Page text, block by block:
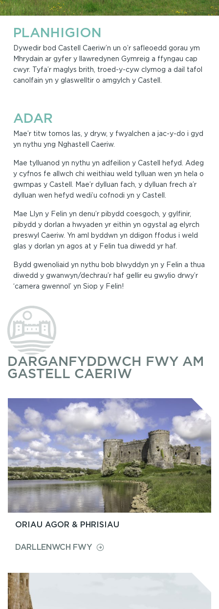
PLANHIGION
Dywedir bod Castell Caeriw’n un o’r safleoedd gorau ym
Mhrydain ar gyfer y llawredynen Gymreig a ffyngau cap
cwyr. Tyfa’r maglys brith, troed-y-cyw clymog a dail tafol
canolfain yn y glaswelltir o amgylch y Castell.
ADAR
Mae’r titw tomos las, y dryw, y fwyalchen a jac-y-do i gyd
yn nythu yng Nghastell Caeriw.
Mae tylluanod yn nythu yn adfeilion y Castell hefyd. Adeg
y cyfnos fe allwch chi weithiau weld tylluan wen yn hela o
gwmpas y Castell. Mae’r dylluan fach, y dylluan frech a’r
dylluan wen hefyd wedi’u cofnodi yn y Castell.
Mae Llyn y Felin yn denu’r pibydd coesgoch, y gylfinir,
pibydd y dorlan a hwyaden yr eithin yn ogystal ag elyrch
preswyl Caeriw. Yn aml byddwn yn ddigon ffodus i weld
glas y dorlan yn agos at y Felin tua diwedd yr haf.
Bydd gwenoliaid yn nythu bob blwyddyn yn y Felin a thua
diwedd y gwanwyn/dechrau’r haf gellir eu gwylio drwy’r
‘camera gwennol’ yn Siop y Felin!
DARGANFYDDWCH FWY AM
GASTELL CAERIW
ORIAU AGOR & PHRISIAU
DARLLENWCH FWYON
&